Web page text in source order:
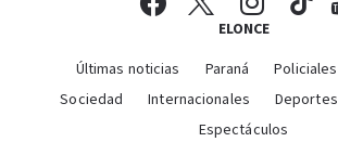
ELONCE
Últimas noticias Paraná Policiales
Sociedad
Internacionales Deportes
Espectáculos